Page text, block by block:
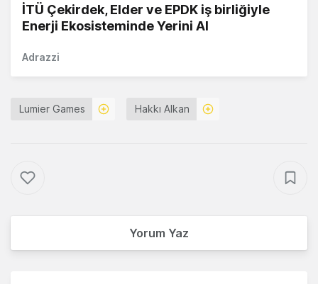
İTÜ Çekirdek, Elder ve EPDK iş birliğiyle
Enerji Ekosisteminde Yerini Al
Adrazzi
Lumier Games Hakkı Alkan
Yorum Yaz